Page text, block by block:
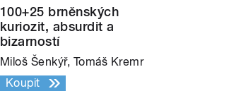
100+25 brněnských
kuriozit, absurdit a
bizarností
Miloš Šenkýř, Tomáš Kremr
Koupit